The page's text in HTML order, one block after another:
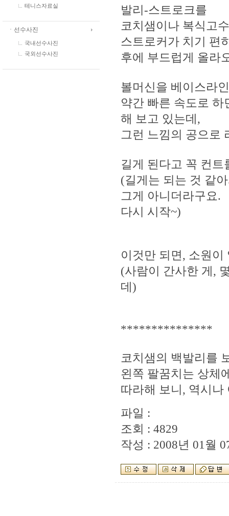
테니스자료실
ㆍ선수사진
국내선수사진
국외선수사진
발리-스트로크를
코치샘이나 복식고
스트로커가 치기 편
후에 부드럽게 올라
볼머신을 베이스라
약간 빠른 속도로
해 보고 있는데,
그런 느낌의 공으로
길게 된다고 꼭 컨트
(길게는 되는 것 같
그게 아니더라구요.
다시 시작~)
이것만 되면, 소원이
(사람이 간사한 게,
데)
***************
코치샘의 백발리를
왼쪽 팔꿈치는 상체
따라해 보니, 역시나
파일 :
조회 : 4829
작성 : 2008년 01월